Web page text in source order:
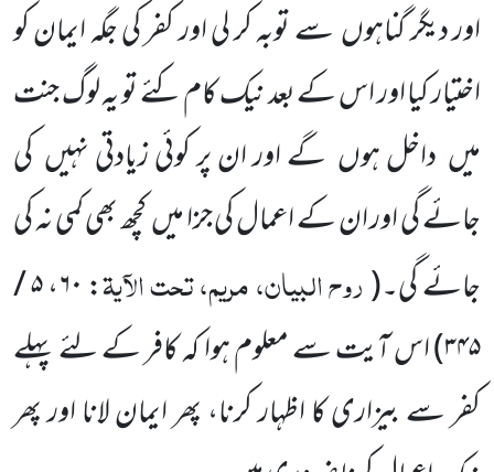
اور دیگر گناہوںسے توبہ کر لی اورکفر کی جگہ ایمان کو
اختیار کیا اور اس کے بعد نیک کام کئے تو یہ لوگ جنت
میں داخل ہوں گے اور ان پر کوئی زیادتی نہیں کی
جائے گی اور ان کے اعمال کی جزا میںکچھ بھی کمی نہ کی
جائے گی۔(روح البیان، مریم، تحت الآیۃ:۶۰، ۵ /
۳۴۵)اس آیت سے معلوم ہوا کہ کافر کے لئے پہلے
کفر سے بیزاری کا اظہار کرنا، پھر ایمان لانا اور پھر